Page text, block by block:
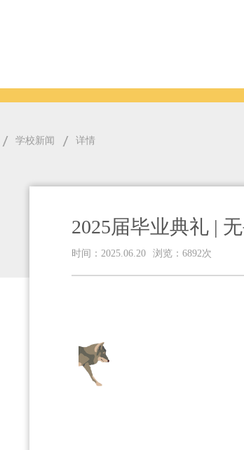
学校新闻 详情
2025届毕业典礼 |
时间：2025.06.20 浏览：6892次